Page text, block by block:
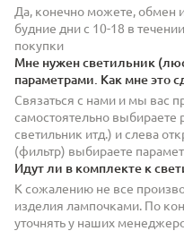
Да, конечно можете, обмен
будние дни с 10-18 в
покупки
Мне нужен светильник
параметрами. Как мне это
Связаться с нами и мы вас
самостоятельно выбираете
светильник итд.) и слева
(фильтр) выбираете
Идут ли в комплекте к
К сожалению не все
изделия лампочками. По
уточнять у наших